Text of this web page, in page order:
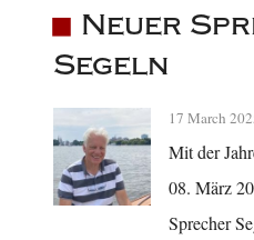
Neuer
Segeln
17 March
Mit der
08. März
Sprecher